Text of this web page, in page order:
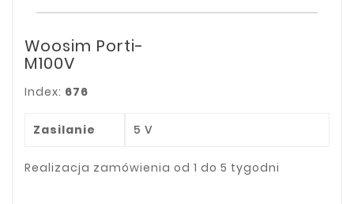
Woosim Porti-
M100V
Index: 676
Zasilanie 5 V
Realizacja zamówienia od 1 do 5 tygodni